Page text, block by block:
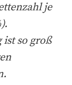
je
ist so groß